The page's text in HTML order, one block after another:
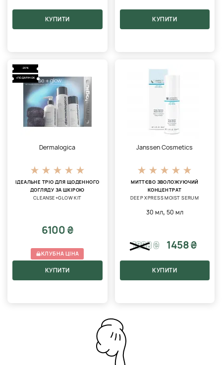
КУПИТИ КУПИТИ
-20%
+ПОДАРУНОК
Dermalogica
ІДЕАЛЬНЕ ТРІО ДЛЯ ЩОДЕННОГО
ДОГЛЯДУ ЗА ШКІРОЮ
CLEANSE+GLOW KIT
6100 ₴
КЛУБНА ЦІНА
КУПИТИ
Janssen Cosmetics
МИТТЄВО ЗВОЛОЖУЮЧИЙ
КОНЦЕНТРАТ
DEEP XPRESS MOIST SERUM
30 мл, 50 мл
1888₴ 1458 ₴
КУПИТИ